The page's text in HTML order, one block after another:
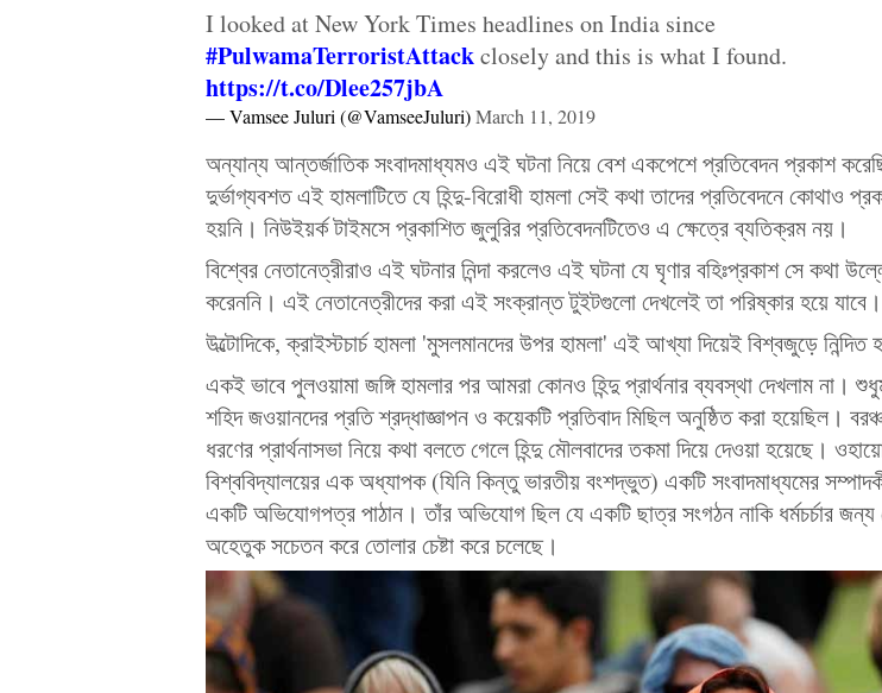
I looked at New York Times headlines on India since
#PulwamaTerroristAttackclosely and this is what I found.
https://t.co/Dlee257jbA
— Vamsee Juluri (@VamseeJuluri)March 11, 2019
অন্যান্য আন্তর্জাতিক সংবাদমাধ্যমও এই ঘটনা নিয়ে বেশ একপেশে প্রতিবেদন প্রকাশ
দুর্ভাগ্যবশত এই হামলাটিতে যে হিন্দু-বিরোধী হামলা সেই কথা তাদের প্রতিবেদনে কোথাও
হয়নি। নিউইয়র্ক টাইমসে প্রকাশিত জুলুরির প্রতিবেদনটিতেও এ ক্ষেত্রে ব্যতিক্রম নয়।
বিশ্বের নেতানেত্রীরাও এই ঘটনার নিন্দা করলেও এই ঘটনা যে ঘৃণার বহিঃপ্রকাশ সে কথা
করেননি। এই নেতানেত্রীদের করা এই সংক্রান্ত টুইটগুলো দেখলেই তা পরিষ্কার হয়ে যাবে।
উল্টোদিকে, ক্রাইস্টচার্চ হামলা 'মুসলমানদের উপর হামলা' এই আখ্যা দিয়েই বিশ্বজুড়ে নিন্দিত
একই ভাবে পুলওয়ামা জঙ্গি হামলার পর আমরা কোনও হিন্দু প্রার্থনার ব্যবস্থা দেখলাম না।
শহিদ জওয়ানদের প্রতি শ্রদ্ধাজ্ঞাপন ও কয়েকটি প্রতিবাদ মিছিল অনুষ্ঠিত করা হয়েছিল।
ধরণের প্রার্থনাসভা নিয়ে কথা বলতে গেলে হিন্দু মৌলবাদের তকমা দিয়ে দেওয়া হয়েছে।
বিশ্ববিদ্যালয়ের এক অধ্যাপক (যিনি কিন্তু ভারতীয় বংশদ্ভুত) একটি সংবাদমাধ্যমের
একটি অভিযোগপত্র পাঠান। তাঁর অভিযোগ ছিল যে একটি ছাত্র সংগঠন নাকি ধর্মচর্চার
অহেতুক সচেতন করে তোলার চেষ্টা করে চলেছে।